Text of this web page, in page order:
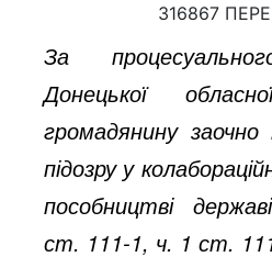
316867
За
Донецької
громадянину заочно
підозру у
пособництві
ст. 111-1, ч. 1 ст.